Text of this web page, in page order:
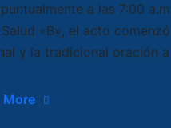
a las 7:00
«B», el acto
y la tradicional oración
More